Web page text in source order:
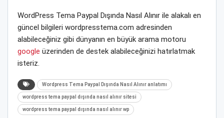
WordPress Tema Paypal Dışında Nasıl Alınır ile alakalı en
güncel bilgileri wordpresstema.com adresinden
alabileceğiniz gibi dünyanın en büyük arama motoru
google üzerinden de destek alabileceğinizi hatırlatmak
isteriz.
Wordpress Tema Paypal Dışında Nasıl Alınır anlatımı
wordpress tema paypal dışında nasıl alınır sitesi
wordpress tema paypal dışında nasıl alınır wp